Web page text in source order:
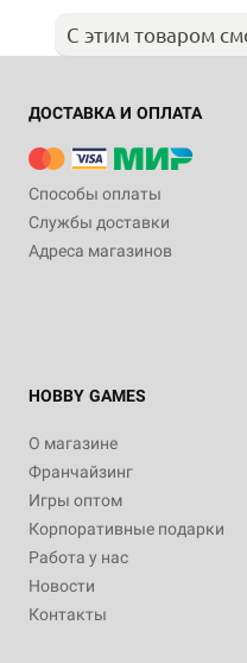
С этим товаром
ДОСТАВКА И ОПЛАТА
Способы оплаты
Службы доставки
Адреса магазинов
HOBBY GAMES
О магазине
Франчайзинг
Игры оптом
Корпоративные подарки
Работа у нас
Новости
Контакты